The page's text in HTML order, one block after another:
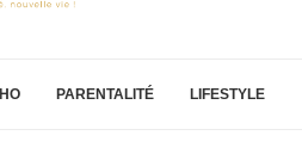
PARENTALITÉ LIFESTYLE